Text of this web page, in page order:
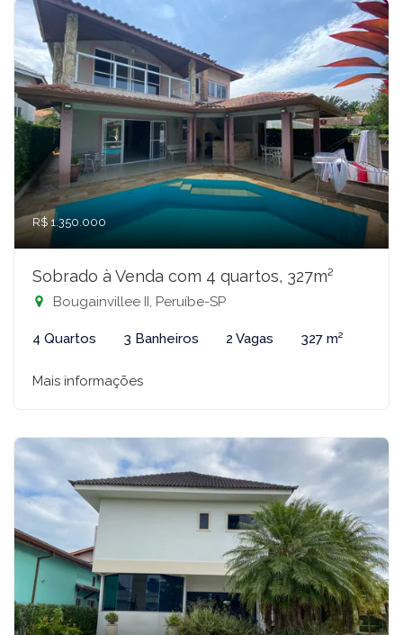
R$ 1.350.000
Sobrado à Venda com 4 quartos, 327m²
Bougainvillee II, Peruíbe-SP
4 Quartos 3 Banheiros 2 Vagas 327 m²
Mais informações